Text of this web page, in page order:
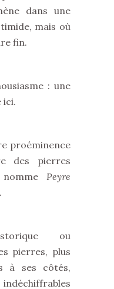
dans une
mais où
fin.
: une
ici.
proéminence
des pierres
Peyre
ou
pierres, plus
à ses côtés,